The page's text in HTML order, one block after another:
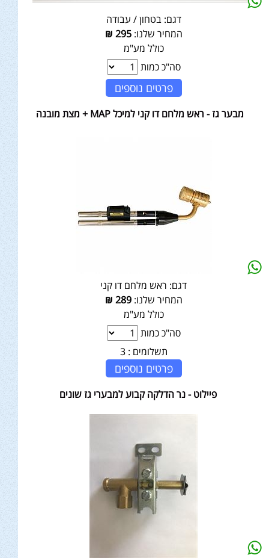
דגם: בטחון / עבודה
המחיר שלנו:295
₪
כולל מע"מ
סה"כ כמות
פרטים נוספים
מבער גז - ראש מלחם דו קני למיכל MAP + מצת מובנה
דגם: ראש מלחם דו קני
המחיר שלנו:289
₪
כולל מע"מ
סה"כ כמות
תשלומים : 3
פרטים נוספים
פיילוט - נר הדלקה קבוע למבערי גז שונים